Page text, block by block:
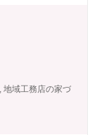
地域工務店の家づ